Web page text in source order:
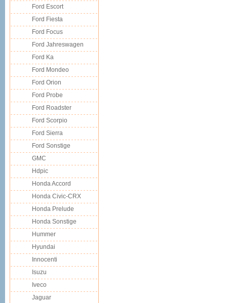
Ford Escort
Ford Fiesta
Ford Focus
Ford Jahreswagen
Ford Ka
Ford Mondeo
Ford Orion
Ford Probe
Ford Roadster
Ford Scorpio
Ford Sierra
Ford Sonstige
GMC
Hdpic
Honda Accord
Honda Civic-CRX
Honda Prelude
Honda Sonstige
Hummer
Hyundai
Innocenti
Isuzu
Iveco
Jaguar